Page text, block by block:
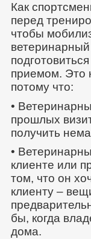
Как
перед
чтобы
приемом. Это
потому что:
•
прошлых
получить
•
клиенте или
том, что он
клиенту –
бы, когда
дома.